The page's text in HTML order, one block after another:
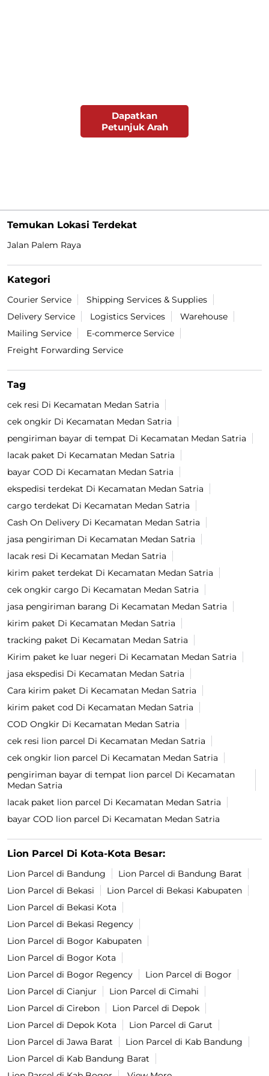
Dapatkan
Petunjuk Arah
Temukan Lokasi Terdekat
Jalan Palem Raya
Kategori
Courier Service
Shipping Services & Supplies
Delivery Service
Logistics Services
Warehouse
Mailing Service
E-commerce Service
Freight Forwarding Service
Tag
cek resi Di Kecamatan Medan Satria
cek ongkir Di Kecamatan Medan Satria
pengiriman bayar di tempat Di Kecamatan Medan Satria
lacak paket Di Kecamatan Medan Satria
bayar COD Di Kecamatan Medan Satria
ekspedisi terdekat Di Kecamatan Medan Satria
cargo terdekat Di Kecamatan Medan Satria
Cash On Delivery Di Kecamatan Medan Satria
jasa pengiriman Di Kecamatan Medan Satria
lacak resi Di Kecamatan Medan Satria
kirim paket terdekat Di Kecamatan Medan Satria
cek ongkir cargo Di Kecamatan Medan Satria
jasa pengiriman barang Di Kecamatan Medan Satria
kirim paket Di Kecamatan Medan Satria
tracking paket Di Kecamatan Medan Satria
Kirim paket ke luar negeri Di Kecamatan Medan Satria
jasa ekspedisi Di Kecamatan Medan Satria
Cara kirim paket Di Kecamatan Medan Satria
kirim paket cod Di Kecamatan Medan Satria
COD Ongkir Di Kecamatan Medan Satria
cek resi lion parcel Di Kecamatan Medan Satria
cek ongkir lion parcel Di Kecamatan Medan Satria
pengiriman bayar di tempat lion parcel Di Kecamatan
Medan Satria
lacak paket lion parcel Di Kecamatan Medan Satria
bayar COD lion parcel Di Kecamatan Medan Satria
Lion Parcel Di Kota-Kota Besar:
Lion Parcel di Bandung
Lion Parcel di Bandung Barat
Lion Parcel di Bekasi
Lion Parcel di Bekasi Kabupaten
Lion Parcel di Bekasi Kota
Lion Parcel di Bekasi Regency
Lion Parcel di Bogor Kabupaten
Lion Parcel di Bogor Kota
Lion Parcel di Bogor Regency
Lion Parcel di Bogor
Lion Parcel di Cianjur
Lion Parcel di Cimahi
Lion Parcel di Cirebon
Lion Parcel di Depok
Lion Parcel di Depok Kota
Lion Parcel di Garut
Lion Parcel di Jawa Barat
Lion Parcel di Kab Bandung
Lion Parcel di Kab Bandung Barat